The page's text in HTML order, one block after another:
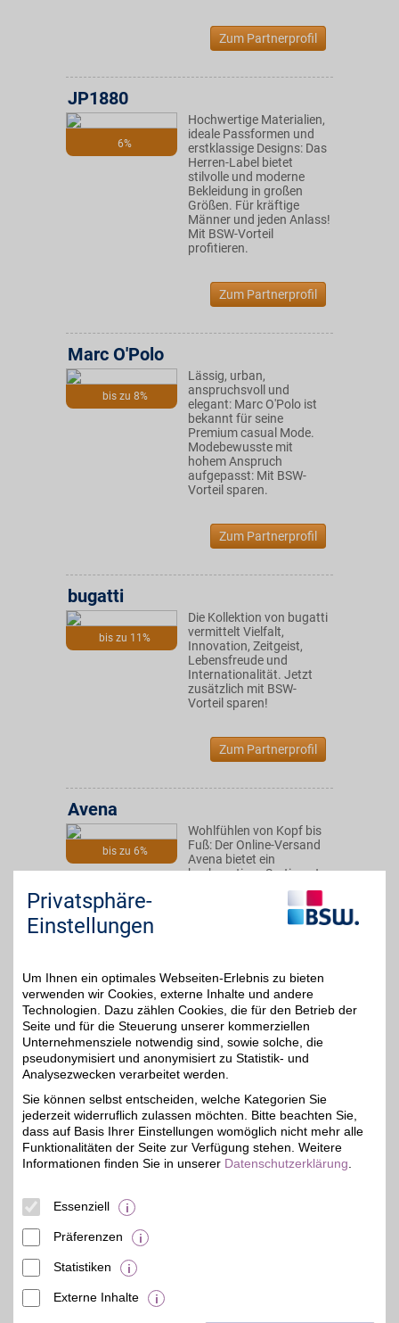
Zum Partnerprofil
6%
JP1880
Hochwertige Materialien,
ideale Passformen und
erstklassige Designs: Das
Herren-Label bietet
stilvolle und moderne
Bekleidung in großen
Größen. Für kräftige
Männer und jeden Anlass!
Mit BSW-Vorteil
profitieren.
Zum Partnerprofil
bis zu 8%
Marc O'Polo
Lässig, urban,
anspruchsvoll und
elegant: Marc O'Polo ist
bekannt für seine
Premium casual Mode.
Modebewusste mit
hohem Anspruch
aufgepasst: Mit BSW-
Vorteil sparen.
Zum Partnerprofil
bis zu 11%
bugatti
Die Kollektion von bugatti
vermittelt Vielfalt,
Innovation, Zeitgeist,
Lebensfreude und
Internationalität. Jetzt
zusätzlich mit BSW-
Vorteil sparen!
Zum Partnerprofil
bis zu 6%
Avena
Wohlfühlen von Kopf bis
Fuß: Der Online-Versand
Avena bietet ein
hochwertiges Sortiment
aus figurfreundlicher
bequemer Kleidung und
Zum Partnerprofil
3%
bonprix
moderne Fashion,
hochwertige Schuhe und
inspirierende Wohnideen.
Die Styles überzeugen
durch Qualität und
Vielfalt. Entdecken Sie
Privatsphäre-
Einstellungen
Um Ihnen ein optimales Webseiten-Erlebnis zu bieten
verwenden wir Cookies, externe Inhalte und andere
Technologien. Dazu zählen Cookies, die für den Betrieb der
Seite und für die Steuerung unserer kommerziellen
Unternehmensziele notwendig sind, sowie solche, die
pseudonymisiert und anonymisiert zu Statistik- und
Analysezwecken verarbeitet werden.
Sie können selbst entscheiden, welche Kategorien Sie
jederzeit widerruflich zulassen möchten. Bitte beachten Sie,
dass auf Basis Ihrer Einstellungen womöglich nicht mehr alle
Funktionalitäten der Seite zur Verfügung stehen. Weitere
Informationen finden Sie in unserer Datenschutzerklärung
Essenziell
Präferenzen
Statistiken
Externe Inhalte